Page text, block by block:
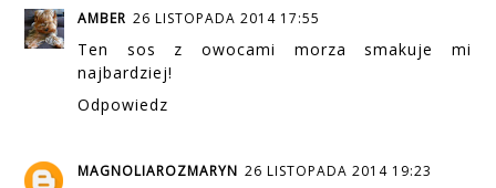
AMBER 26 LISTOPADA 2014 17:55
Ten sos z owocami morza smakuje mi
najbardziej!
Odpowiedz
MAGNOLIAROZMARYN 26 LISTOPADA 2014 19:23